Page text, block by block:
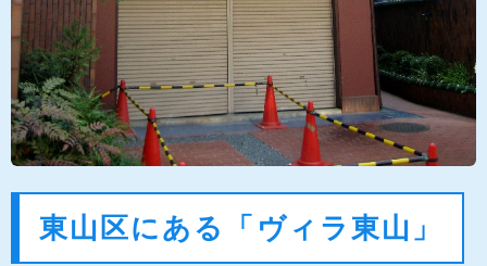
東山区にある「ヴィラ東山」